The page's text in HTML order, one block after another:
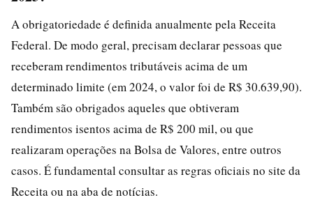
A obrigatoriedade é definida anualmente pela Receita
Federal. De modo geral, precisam declarar pessoas que
receberam rendimentos tributáveis acima de um
determinado limite (em 2024, o valor foi de R$ 30.639,90).
Também são obrigados aqueles que obtiveram
rendimentos isentos acima de R$ 200 mil, ou que
realizaram operações na Bolsa de Valores, entre outros
casos. É fundamental consultar as regras oficiais no site da
Receita ou na aba de notícias.